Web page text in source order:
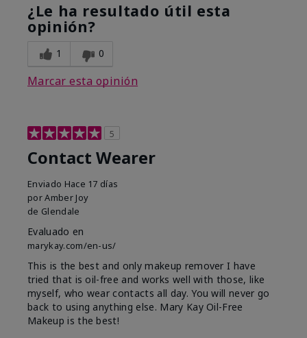
¿Le ha resultado útil esta
opinión?
1 0
Marcar esta opinión
5
Contact Wearer
Enviado Hace 17 días
porAmber Joy
de Glendale
Evaluado en
marykay.com/en-us/
This is the best and only makeup remover I have
tried that is oil-free and works well with those, like
myself, who wear contacts all day. You will never go
back to using anything else. Mary Kay Oil-Free
Makeup is the best!